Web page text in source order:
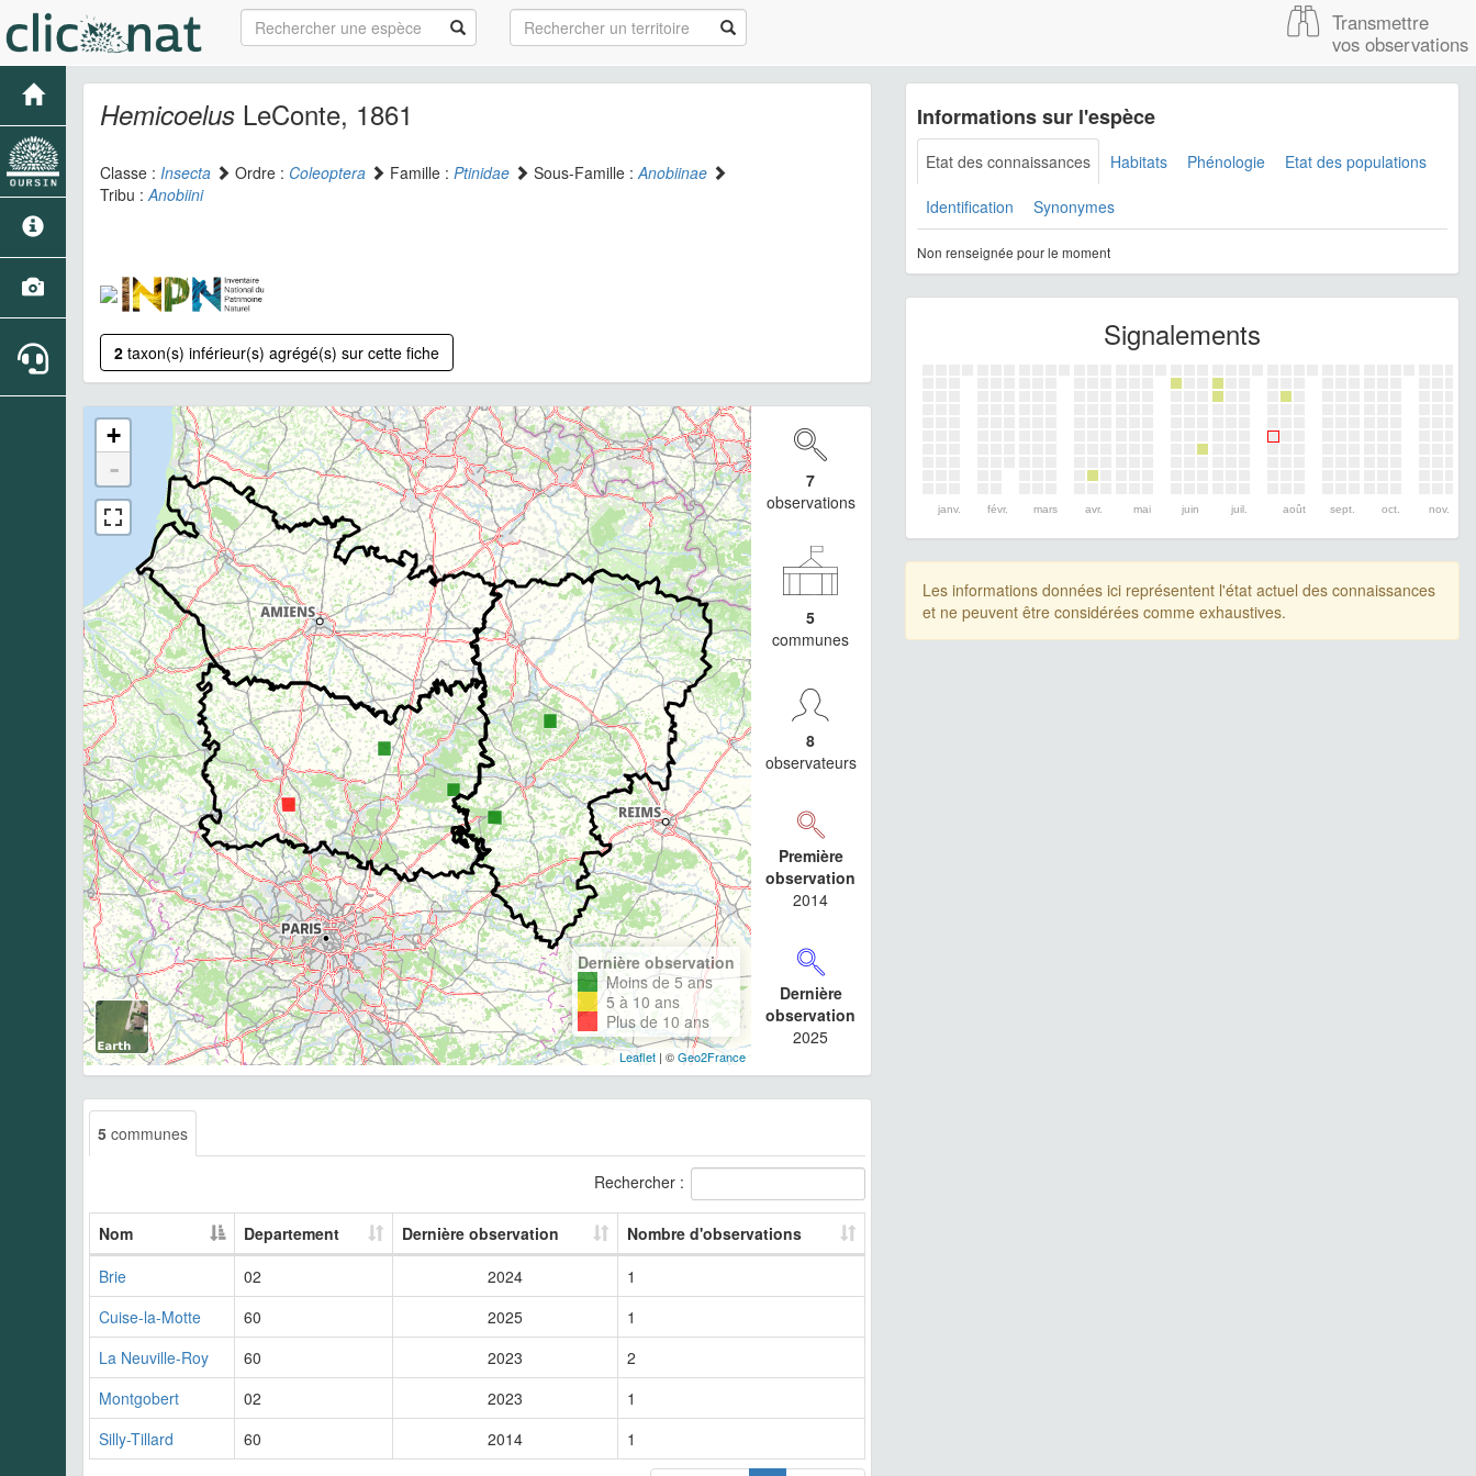
Transmettre
vos observations
Hemicoelus LeConte, 1861
Classe : Insecta Ordre : Coleoptera Famille : Ptinidae Sous-Famille :Anobiinae
Tribu :Anobiini
2 taxon(s) inférieur(s) agrégé(s) sur cette fiche
+
-
Dernière observation
Moins de 5 ans
5 à 10 ans
Plus de 10 ans
Leaflet| ©Geo2France
7
observations
5
communes
8
observateurs
Première
observation
2014
Dernière
observation
2025
5 communes
Rechercher :
Nom Departement Dernière observation
Nombre d'observations
Brie
02 2024
1
Cuise-la-Motte
60 2025
1
La Neuville-Roy
60 2023
2
Montgobert
02 2023
1
Silly-Tillard
60 2014 1
Informations sur l'espèce
Etat des connaissances Habitats Phénologie Etat des populations
Identification Synonymes
Non renseignée pour le moment
Signalements
janv. févr. mars avr. mai juin juil. août sept. oct. nov.
Les informations données ici représentent l'état actuel des connaissances
et ne peuvent être considérées comme exhaustives.